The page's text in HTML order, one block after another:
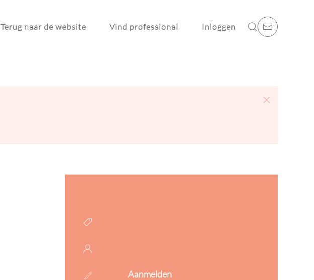
Terug naar de website Vind professional Inloggen
Aanmelden